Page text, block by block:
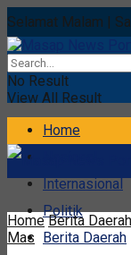
Selamat Malam |
No Result
View All Result
Home
Internasional
Politik
Berita Daerah
Home Berita Daerah
Mas